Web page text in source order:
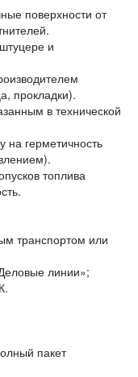
поверхности от
и
прокладки).
в технической
на герметичность
топлива
транспортом или
линии»;
пакет